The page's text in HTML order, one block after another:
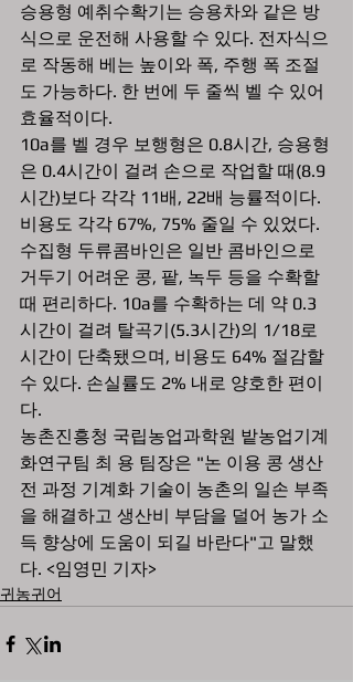
승용형 예취수확기는 승용차와 같은 방
식으로 운전해 사용할 수 있다. 전자식으
로 작동해 베는 높이와 폭, 주행 폭 조절
도 가능하다. 한 번에 두 줄씩 벨 수 있어
효율적이다.
10a를 벨 경우 보행형은 0.8시간, 승용형
은 0.4시간이 걸려 손으로 작업할 때(8.9
시간)보다 각각 11배, 22배 능률적이다.
비용도 각각 67%, 75% 줄일 수 있었다.
수집형 두류콤바인은 일반 콤바인으로
거두기 어려운 콩, 팥, 녹두 등을 수확할
때 편리하다. 10a를 수확하는 데 약 0.3
시간이 걸려 탈곡기(5.3시간)의 1/18로
시간이 단축됐으며, 비용도 64% 절감할
수 있다. 손실률도 2% 내로 양호한 편이
다.
농촌진흥청 국립농업과학원 밭농업기계
화연구팀 최 용 팀장은 "논 이용 콩 생산
전 과정 기계화 기술이 농촌의 일손 부족
을 해결하고 생산비 부담을 덜어 농가 소
득 향상에 도움이 되길 바란다"고 말했
다. <임영민 기자>
귀농귀어